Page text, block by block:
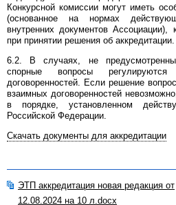
Конкурсной комиссии могут иметь
(основанное на нормах
внутренних документов Ассоциации),
при принятии решения об аккредитации.
6.2. В случаях, не
спорные вопросы
договоренностей. Если решение
взаимных договоренностей
в порядке, установленном
Российской Федерации.
Скачать документы для аккредитации
ЭТП аккредитация новая редакция от
12.08.2024 на 10 л.docx